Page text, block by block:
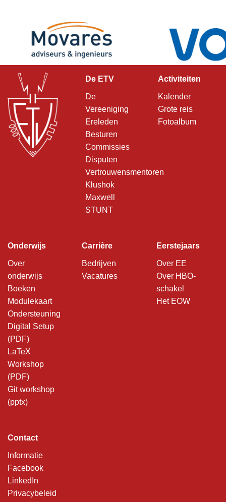
De ETV
De
Vereeniging
Ereleden
Besturen
Commissies
Disputen
Vertrouwensmentoren
Klushok
Maxwell
STUNT
Activiteiten
Kalender
Grote reis
Fotoalbum
Onderwijs
Over
onderwijs
Boeken
Modulekaart
Ondersteuning
Digital Setup
(PDF)
LaTeX
Workshop
(PDF)
Git workshop
(pptx)
Carrière
Bedrijven
Vacatures
Eerstejaars
Over EE
Over HBO-
schakel
Het EOW
Contact
Informatie
Facebook
LinkedIn
Privacybeleid